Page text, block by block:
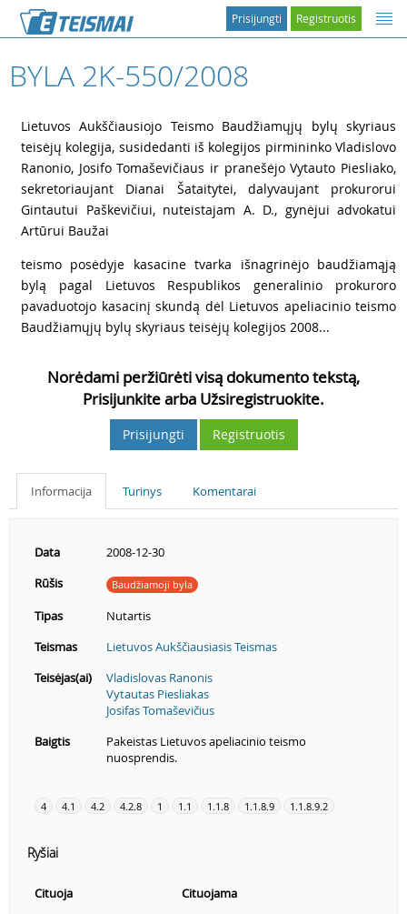
Registruotis
Prisijungti
BYLA 2K-550/2008
Lietuvos Aukščiausiojo Teismo Baudžiamųjų bylų skyriaus
teisėjų kolegija, susidedanti iš kolegijos pirmininko Vladislovo
Ranonio, Josifo Tomaševičiaus ir pranešėjo Vytauto Piesliako,
sekretoriaujant Dianai Šataitytei, dalyvaujant prokurorui
Gintautui Paškevičiui, nuteistajam A. D., gynėjui advokatui
Artūrui Baužai
teismo posėdyje kasacine tvarka išnagrinėjo baudžiamąją
bylą pagal Lietuvos Respublikos generalinio prokuroro
pavaduotojo kasacinį skundą dėl Lietuvos apeliacinio teismo
Baudžiamųjų bylų skyriaus teisėjų kolegijos 2008...
Norėdami peržiūrėti visą dokumento tekstą,
Prisijunkite arba Užsiregistruokite.
Prisijungti Registruotis
Informacija Turinys Komentarai
Data
2008-12-30
Rūšis
Baudžiamoji byla
Tipas
Nutartis
Teismas
Lietuvos Aukščiausiasis Teismas
Teisėjas(ai)
Vladislovas Ranonis
Vytautas Piesliakas
Josifas Tomaševičius
Baigtis
Pakeistas Lietuvos apeliacinio teismo
nuosprendis.
4 4.1 4.2 4.2.8 1 1.1 1.1.8 1.1.8.9 1.1.8.9.2
Ryšiai
Cituoja
Cituojama